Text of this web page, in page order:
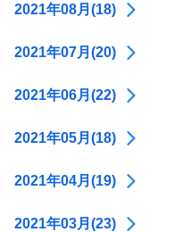
2021年08月(18)
2021年07月(20)
2021年06月(22)
2021年05月(18)
2021年04月(19)
2021年03月(23)